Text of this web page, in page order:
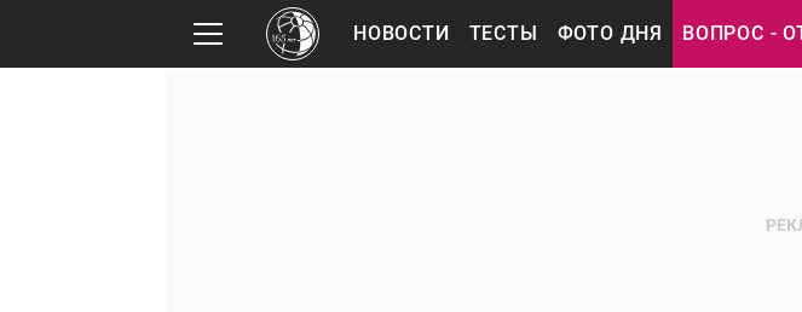
НОВОСТИ ТЕСТЫ ФОТО ДНЯ ВОПРОС -